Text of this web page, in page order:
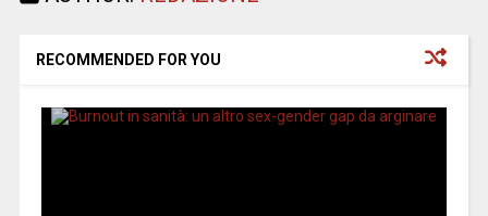
RECOMMENDED FOR YOU